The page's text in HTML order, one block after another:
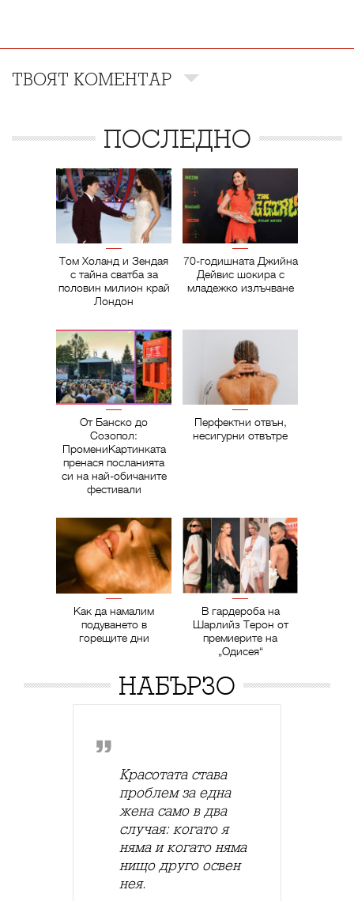
ТВОЯТ КОМЕНТАР
ПОСЛЕДНО
Том Холанд и Зендая
с тайна сватба за
половин милион край
Лондон
70-годишната Джийна
Дейвис шокира с
младежко излъчване
От Банско до
Созопол:
ПромениКартинката
пренася посланията
си на най-обичаните
фестивали
Перфектни отвън,
несигурни отвътре
Как да намалим
подуването в
горещите дни
В гардероба на
Шарлийз Терон от
премиерите на
„Одисея“
НАБЪРЗО
Красотата става
проблем за една
жена само в два
случая: когато я
няма и когато няма
нищо друго освен
нея.